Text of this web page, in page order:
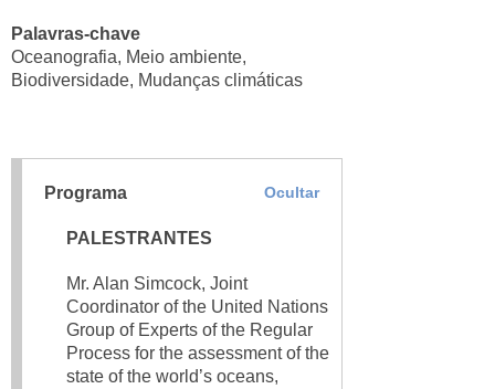
Palavras-chave
Oceanografia, Meio ambiente,
Biodiversidade, Mudanças climáticas
Programa Ocultar
PALESTRANTES
Mr. Alan Simcock, Joint
Coordinator of the United Nations
Group of Experts of the Regular
Process for the assessment of the
state of the world’s oceans,